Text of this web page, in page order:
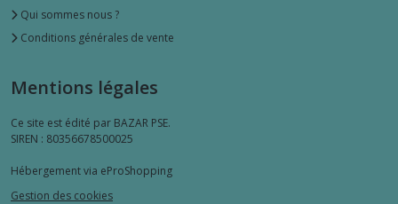
Qui sommes nous ?
Conditions générales de vente
Mentions légales
Ce site est édité par BAZAR PSE.
SIREN : 80356678500025
Hébergement via eProShopping
Gestion des cookies